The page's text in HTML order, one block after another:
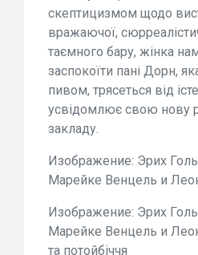
скептицизмом щодо
вражаючої,
таємного бару, жінка
заспокоїти пані Дорн,
пивом, трясеться від
усвідомлює свою нову
закладу.
Изображение: Эрих
Марейке Венцель и
Изображение: Эрих
Марейке Венцель и
та потойбіччя